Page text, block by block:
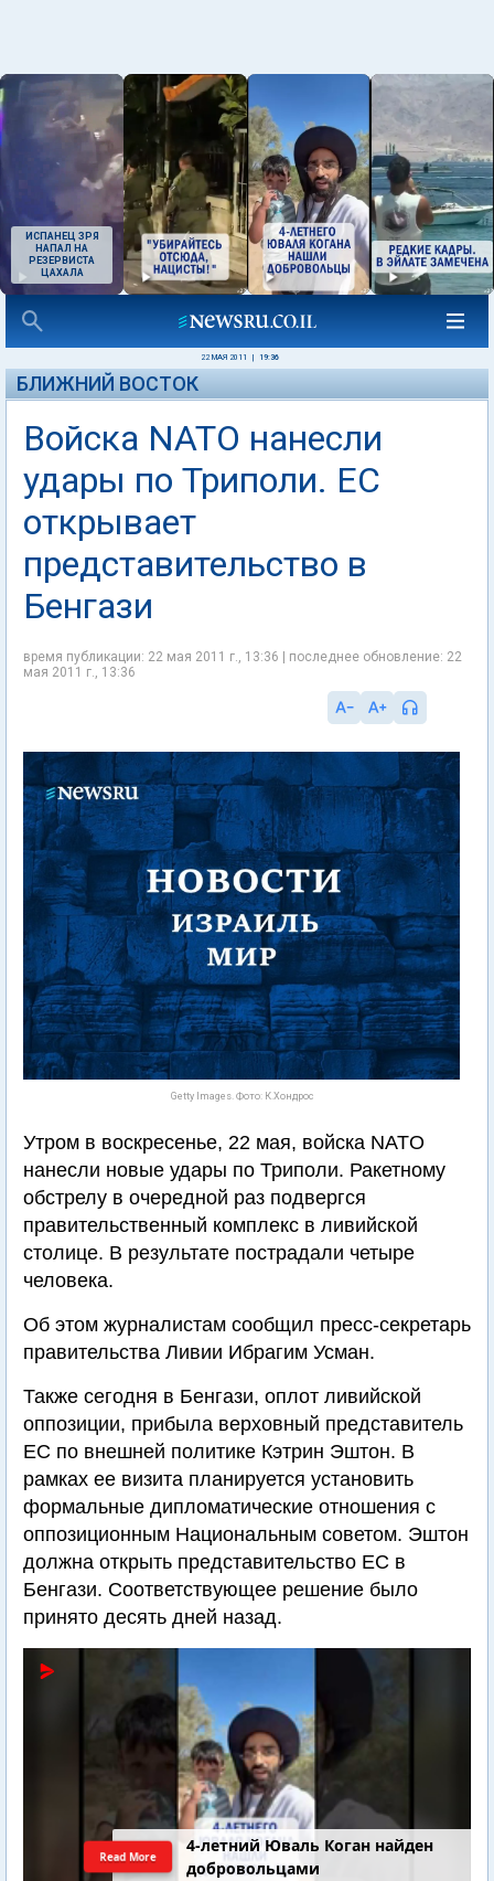
ИСПАНЕЦ ЗРЯ
НАПАЛ НА
РЕЗЕРВИСТА
ЦАХАЛА
22 МАЯ 2011 19:36
БЛИЖНИЙ ВОСТОК
Войска NATO нанесли
удары по Триполи. ЕС
открывает
представительство в
Бенгази
время публикации: 22 мая 2011 г., 13:36 | последнее обновление: 22
мая 2011 г., 13:36
Getty Images. Фото: К.Хондрос
Утром в воскресенье, 22 мая, войска NATO
нанесли новые удары по Триполи. Ракетному
обстрелу в очередной раз подвергся
правительственный комплекс в ливийской
столице. В результате пострадали четыре
человека.
Об этом журналистам сообщил пресс-секретарь
правительства Ливии Ибрагим Усман.
Также сегодня в Бенгази, оплот ливийской
оппозиции, прибыла верховный представитель
ЕС по внешней политике Кэтрин Эштон. В
рамках ее визита планируется установить
формальные дипломатические отношения с
оппозиционным Национальным советом. Эштон
должна открыть представительство ЕС в
Бенгази. Соответствующее решение было
принято десять дней назад.
4-летний Юваль Коган найден
добровольцами
Read More